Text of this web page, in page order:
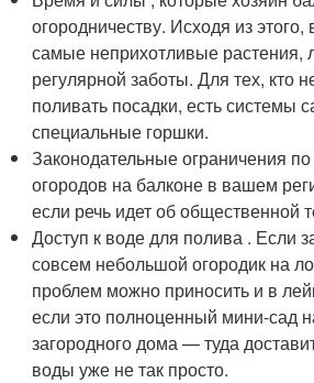
огородничеству. Исходя из
самые неприхотливые растения,
регулярной заботы. Для тех, кто
поливать посадки, есть системы
специальные горшки.
Законодательные ограничения
огородов на балконе в вашем
если речь идет об общественной
Доступ к воде для полива . Если
совсем небольшой огородик на
проблем можно приносить и в
если это полноценный мини-сад
загородного дома — туда
воды уже не так просто.